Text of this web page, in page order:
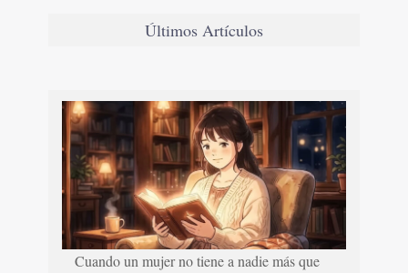
Últimos Artículos
Cuando un mujer no tiene a nadie más que